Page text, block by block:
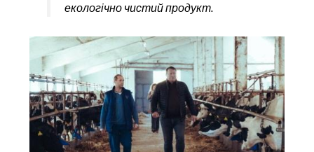
екологічно чистий продукт.